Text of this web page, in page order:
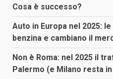
Cosa è successo?
Auto in Europa nel 2025:
benzina e cambiano il
Non è Roma: nel 2025 il
Palermo (e Milano resta